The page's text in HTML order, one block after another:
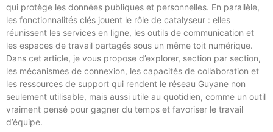
qui protège les données publiques et personnelles. En parallèle,
les fonctionnalités clés jouent le rôle de catalyseur : elles
réunissent les services en ligne, les outils de communication et
les espaces de travail partagés sous un même toit numérique.
Dans cet article, je vous propose d’explorer, section par section,
les mécanismes de connexion, les capacités de collaboration et
les ressources de support qui rendent le réseau Guyane non
seulement utilisable, mais aussi utile au quotidien, comme un outil
vraiment pensé pour gagner du temps et favoriser le travail
d’équipe.